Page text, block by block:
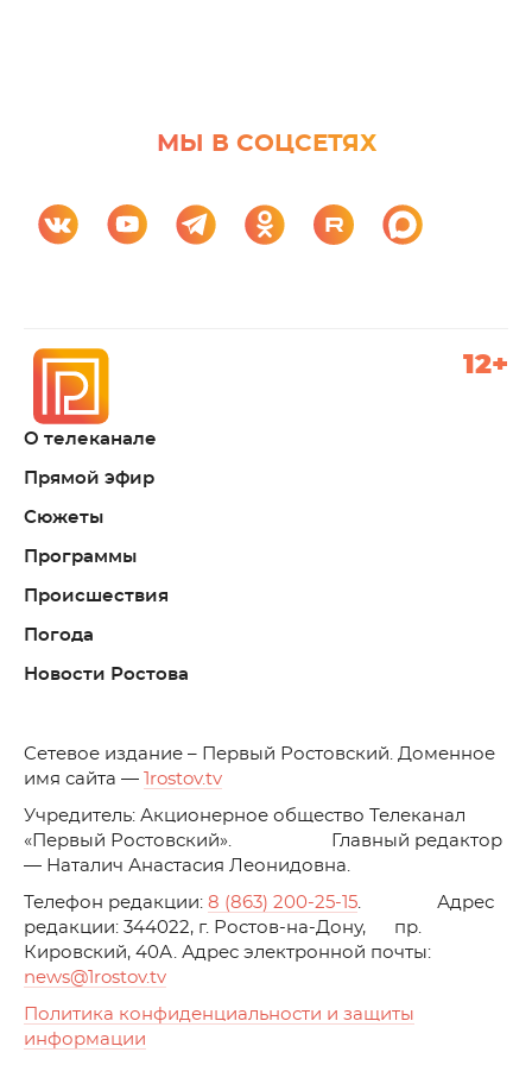
МЫ В СОЦСЕТЯХ
О телеканале
Прямой эфир
Сюжеты
Программы
Происшествия
Погода
Новости Ростова
12+
Cетевое издание – Первый Ростовский. Доменное
имя сайта —
1rostov.tv
Учредитель: Акционерное общество Телеканал
«Первый Ростовский». Главный редактор
— Наталич Анастасия Леонидовна.
Телефон редакции: 8 (863) 200-25-15. Адрес
редакции: 344022, г. Ростов-на-Дону, пр.
Кировский, 40А. Адрес электронной почты:
news@1rostov.tv
Политика конфиденциальности и защиты
информации